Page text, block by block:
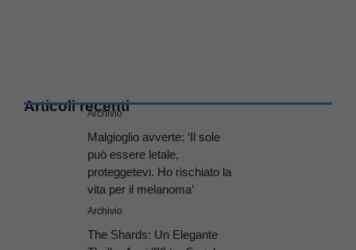
Articoli recenti
Archivio
Malgioglio avverte: ‘Il sole
può essere letale,
proteggetevi. Ho rischiato la
vita per il melanoma’
Archivio
The Shards: Un Elegante